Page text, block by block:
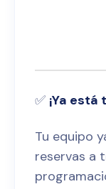
✅ ¡Ya
Tu equipo
reservas a